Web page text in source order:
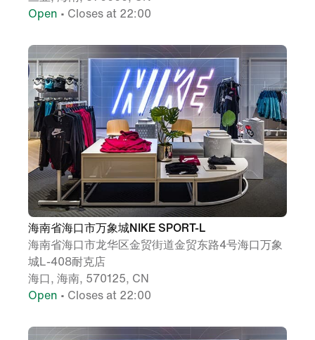
Open • Closes at 22:00
海南省海口市万象城NIKE SPORT-L
海南省海口市龙华区金贸街道金贸东路4号海口万象
城L-408耐克店
海口, 海南, 570125, CN
Open • Closes at 22:00